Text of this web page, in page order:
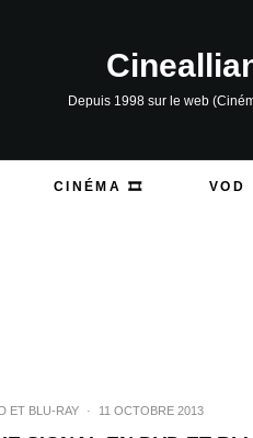
Depuis 1998 sur le web
CINÉMA 🎞️ VOD
ET BLU-RAY · 11 OCTOBRE 2013